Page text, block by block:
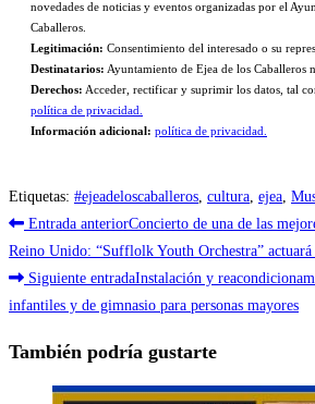
novedades de noticias y eventos organizadas por el
Caballeros.
Legitimación: Consentimiento del interesado o su
Destinatarios: Ayuntamiento de Ejea de los Caballeros
Derechos: Acceder, rectificar y suprimir los datos, tal
política de privacidad.
Información adicional: política de privacidad.
Etiquetas: #ejeadeloscaballeros cultura ejea
Leer
más
artículos
Entrada anteriorConcierto de una de las
Reino Unido: “Sufflolk Youth Orchestra”
Siguiente entradaInstalación y
infantiles y de gimnasio para personas mayores
También podría gustarte